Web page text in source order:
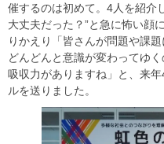
催するのは初めて。4人を紹介
大丈夫だった？”と急に怖い顔
りかえり「皆さんが問題や課
どんどんと意識が変わってゆ
吸収力がありますね」と、来
ルを送りました。